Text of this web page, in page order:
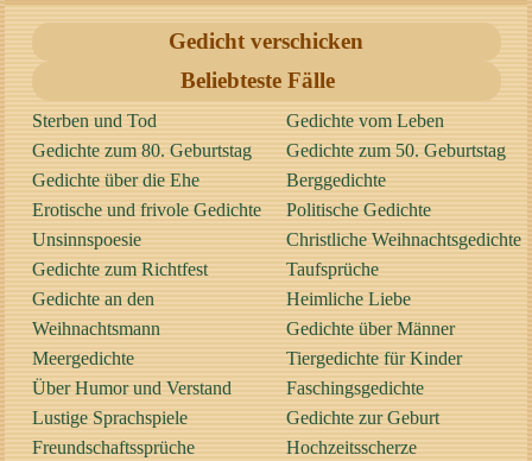
Gedicht verschicken
Beliebteste Fälle
Sterben und Tod
Gedichte zum 80. Geburtstag
Gedichte über die Ehe
Erotische und frivole Gedichte
Unsinnspoesie
Gedichte zum Richtfest
Gedichte an den
Weihnachtsmann
Meergedichte
Über Humor und Verstand
Lustige Sprachspiele
Freundschaftssprüche
Gedichte vom Leben
Gedichte zum 50. Geburtstag
Berggedichte
Politische Gedichte
Christliche Weihnachtsgedichte
Taufsprüche
Heimliche Liebe
Gedichte über Männer
Tiergedichte für Kinder
Faschingsgedichte
Gedichte zur Geburt
Hochzeitsscherze